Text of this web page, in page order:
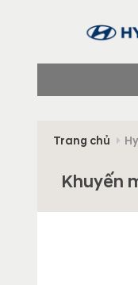
Trang chủ
Khuyến